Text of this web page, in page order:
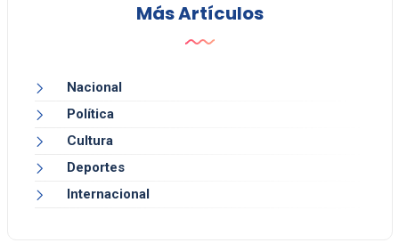
Más Artículos
Nacional
Política
Cultura
Deportes
Internacional